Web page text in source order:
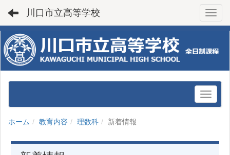
川口市立高等学校
ホーム 教育内容 理数科 新着情報